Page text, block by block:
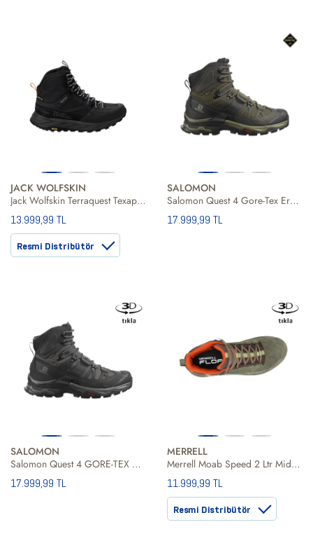
JACK WOLFSKIN
Jack Wolfskin Terraquest Texapore Mid Erkek Siyah Bot
13.999,99 TL
Resmi Distribütör
SALOMON
Salomon Quest 4 Gore-Tex Erkek Bot
17.999,99 TL
SALOMON
Salomon Quest 4 GORE-TEX Erkek Bot
17.999,99 TL
MERRELL
Merrell Moab Speed 2 Ltr Mid Waterproof Erkek Yeşil Bot
11.999,99 TL
Resmi Distribütör